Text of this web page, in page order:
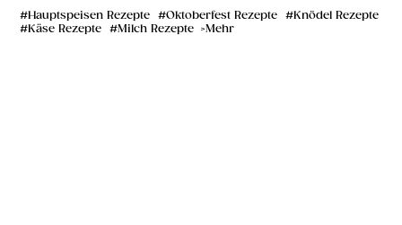
Hauptspeisen Rezepte Oktoberfest Rezepte
Knödel Rezepte
Käse Rezepte
Milch Rezepte Mehr